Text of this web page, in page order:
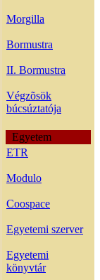
Morgilla
Bormustra
II. Bormustra
Végzõsök
búcsúztatója
Egyetem
ETR
Modulo
Coospace
Egyetemi szerver
Egyetemi
könyvtár